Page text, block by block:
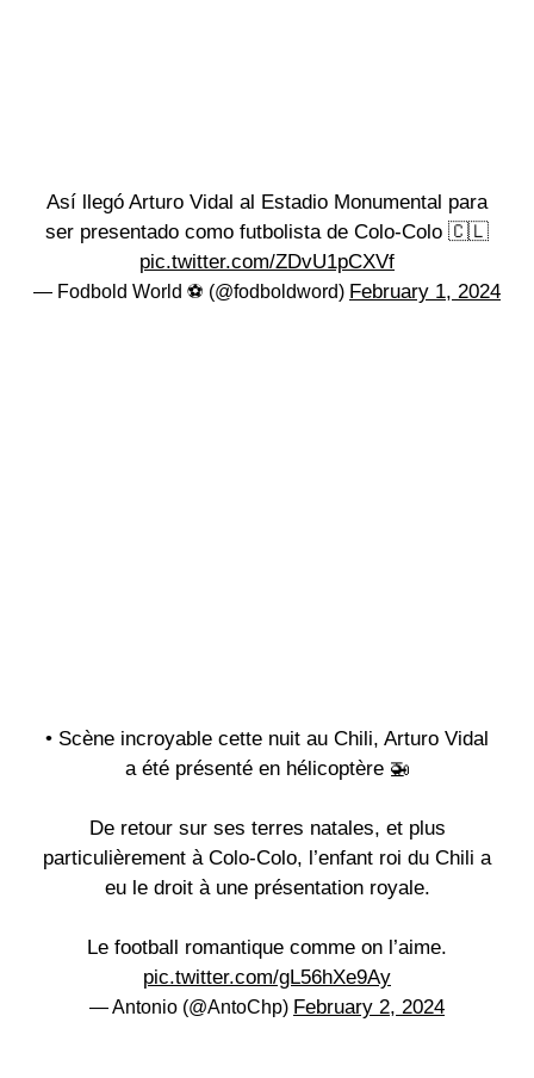
Así llegó Arturo Vidal al Estadio Monumental para
ser presentado como futbolista de Colo-Colo 🇨🇱
pic.twitter.com/ZDvU1pCXVf
— Fodbold World ⚽ (@fodboldword) February 1, 2024
• Scène incroyable cette nuit au Chili, Arturo Vidal
a été présenté en hélicoptère 🚁
De retour sur ses terres natales, et plus
particulièrement à Colo-Colo, l’enfant roi du Chili a
eu le droit à une présentation royale.
Le football romantique comme on l’aime.
pic.twitter.com/gL56hXe9Ay
— Antonio (@AntoChp) February 2, 2024